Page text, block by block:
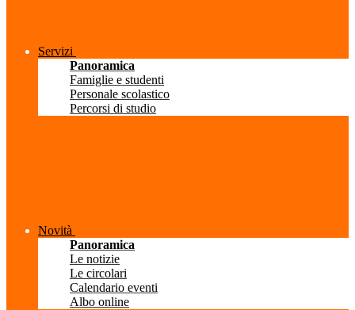
Servizi
Panoramica
Famiglie e studenti
Personale scolastico
Percorsi di studio
Novità
Panoramica
Le notizie
Le circolari
Calendario eventi
Albo online